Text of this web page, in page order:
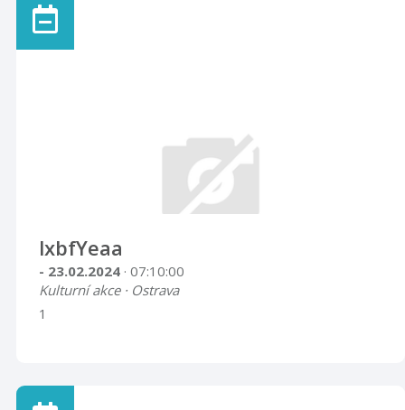
lxbfYeaa
- 23.02.2024 · 07:10:00
Kulturní akce · Ostrava
1